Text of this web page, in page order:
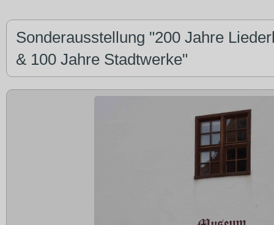
Sonderausstellung "200 Jahre
& 100 Jahre Stadtwerke"